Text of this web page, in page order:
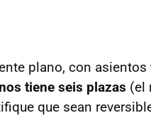
plano, con
tiene seis plazas (el
que sean